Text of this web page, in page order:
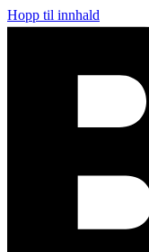
Hopp til innhald